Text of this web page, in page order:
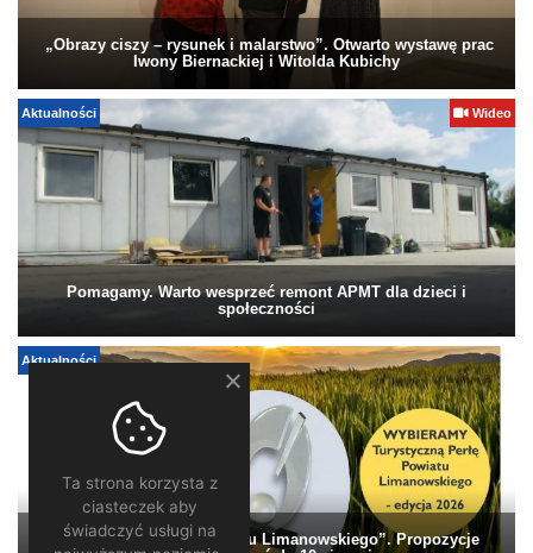
„Obrazy ciszy – rysunek i malarstwo”. Otwarto wystawę prac
Iwony Biernackiej i Witolda Kubichy
Aktualności Wideo
Pomagamy. Warto wesprzeć remont APMT dla dzieci i
społeczności
Aktualności
„Turystyczna Perła Powiatu Limanowskiego”. Propozycje
Ta strona korzysta z
ciasteczek aby
świadczyć usługi na